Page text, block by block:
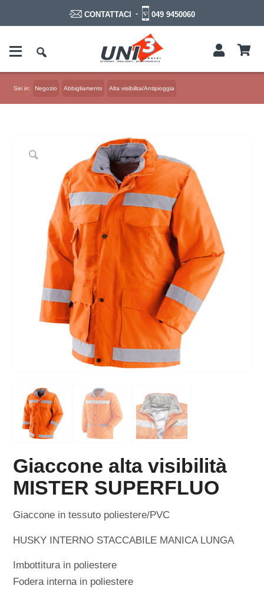
CONTATTACI - 049 9450060
Sei in: Negozio Abbigliamento Alta visibilita/Antipioggia
Giaccone alta visibilità
MISTER SUPERFLUO
Giaccone in tessuto poliestere/PVC
HUSKY INTERNO STACCABILE MANICA LUNGA
Imbottitura in poliestere
Fodera interna in poliestere